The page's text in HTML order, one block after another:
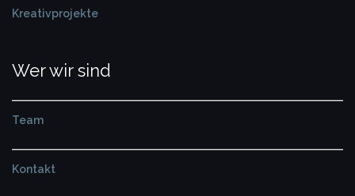
Kreativprojekte
Wer wir sind
Team
Kontakt